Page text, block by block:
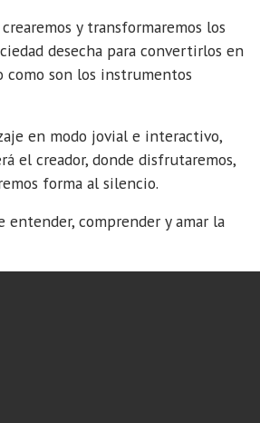
y transformaremos los
desecha para convertirlos en
como son los instrumentos
en modo jovial e interactivo,
el creador, donde disfrutaremos,
forma al silencio.
entender, comprender y amar la